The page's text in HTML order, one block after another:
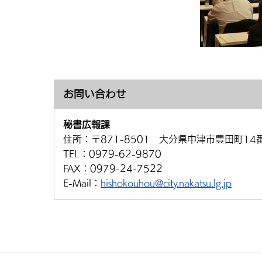
お問い合わせ
秘書広報課
住所： 〒871-8501 大分県中津市豊田町14
TEL： 0979-62-9870
FAX： 0979-24-7522
E-Mail： hishokouhou@city.nakatsu.lg.jp